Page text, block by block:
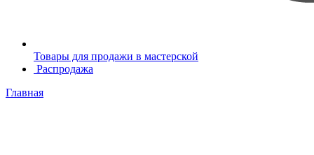
Товары для продажи в мастерской
Распродажа
Главная